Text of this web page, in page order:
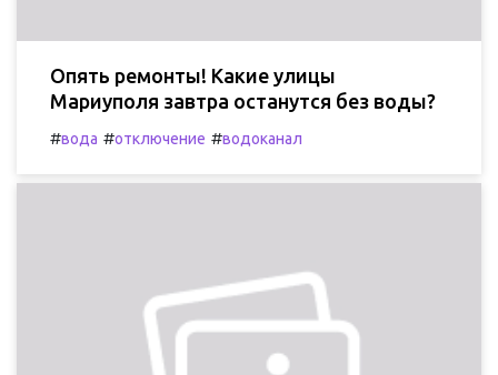
Опять ремонты! Какие улицы
Мариуполя завтра останутся без воды?
#вода #отключение #водоканал